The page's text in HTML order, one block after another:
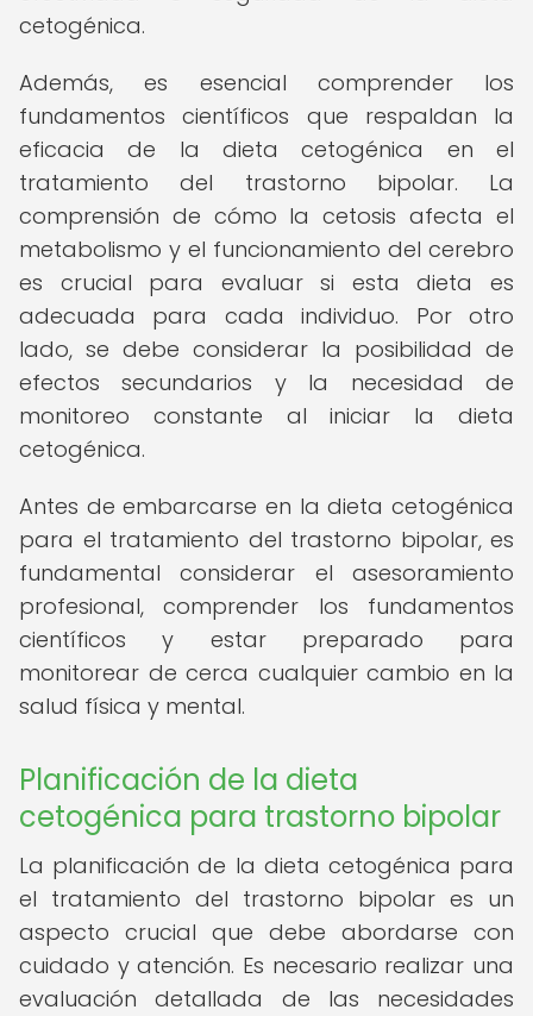
cetogénica.
Además, es esencial comprender los
fundamentos científicos que respaldan la
eficacia de la dieta cetogénica en el
tratamiento del trastorno bipolar. La
comprensión de cómo la cetosis afecta el
metabolismo y el funcionamiento del cerebro
es crucial para evaluar si esta dieta es
adecuada para cada individuo. Por otro
lado, se debe considerar la posibilidad de
efectos secundarios y la necesidad de
monitoreo constante al iniciar la dieta
cetogénica.
Antes de embarcarse en la dieta cetogénica
para el tratamiento del trastorno bipolar, es
fundamental considerar el asesoramiento
profesional, comprender los fundamentos
científicos y estar preparado para
monitorear de cerca cualquier cambio en la
salud física y mental.
Planificación de la dieta
cetogénica para trastorno bipolar
La planificación de la dieta cetogénica para
el tratamiento del trastorno bipolar es un
aspecto crucial que debe abordarse con
cuidado y atención. Es necesario realizar una
evaluación detallada de las necesidades